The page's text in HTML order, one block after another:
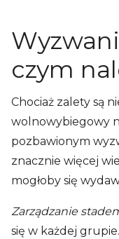
czym
Chociaż zalety są
wolnowybiegowy
pozbawionym
znacznie więcej
mogłoby się
Zarządzanie
się w każdej